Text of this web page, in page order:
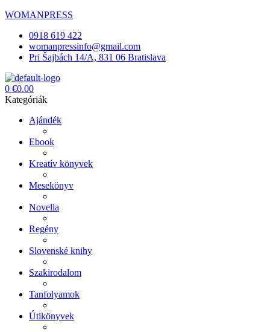
WOMANPRESS
0918 619 422
womanpressinfo@gmail.com
Pri Šajbách 14/A, 831 06 Bratislava
Menü
0 €0.00
Kategóriák
Ajándék
Ebook
Kreatív könyvek
Mesekönyv
Novella
Regény
Slovenské knihy
Szakirodalom
Tanfolyamok
Útikönyvek